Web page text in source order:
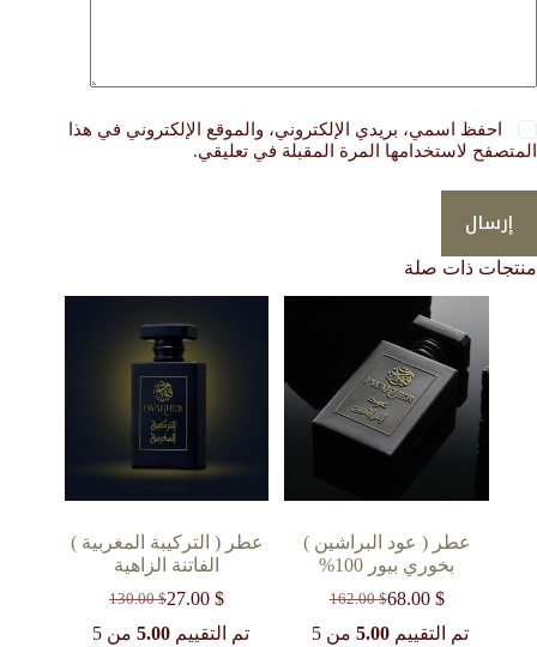
احفظ اسمي، بريدي الإلكتروني، والموقع الإلكتروني في هذا
المتصفح لاستخدامها المرة المقبلة في تعليقي.
إرسال
منتجات ذات صلة
عطر ( عود البراشين )
بخوري بيور 100%
162.00$
السعر
الأصلي
68.00 $
السعر
الحالي تم التقييم 5.00من 5
عطر ( التركيبة المغربية )
الفاتنة الزاهية
130.00$
السعر
الأصلي
27.00$
السعر
الحاليتم التقييم5.00 من 5